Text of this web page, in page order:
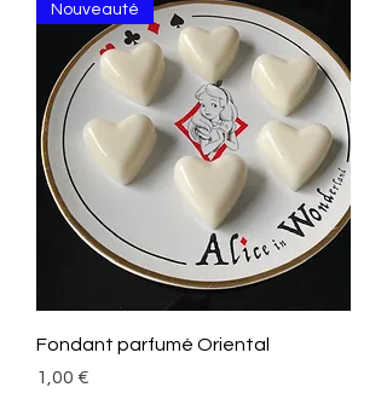
Nouveauté
Fondant parfumé Oriental
Prix
1,00 €